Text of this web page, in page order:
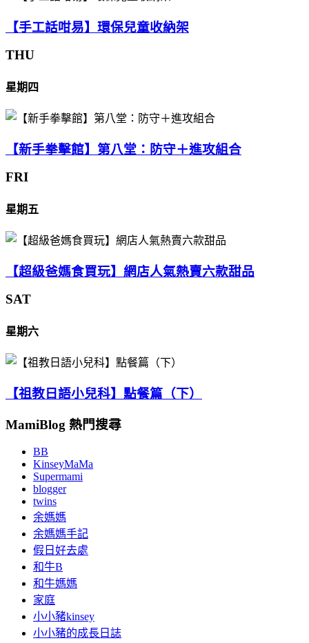
【手工話咁易】環保兒童收納架
THU
星期四
【新手拳擊館】第八堂：防守＋進攻組合
FRI
星期五
【超級爸媽食買玩】網店人氣熱賣六款甜品
SAT
星期六
【祖教日語小兒科】點餐篇（下）
MamiBlog 熱門搜尋
BB
KinseyMaMa
Supermami
blogger
twins
余媽媽
余媽媽手記
假日好去處
和牛B
和牛媽媽
家庭
小小豬kinsey
小小豬的成長日誌